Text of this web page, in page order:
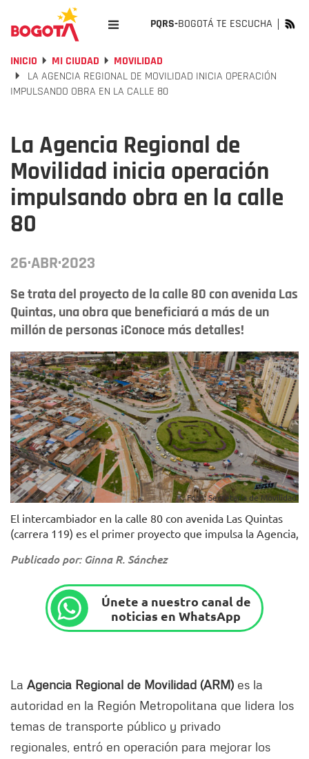
PQRS-BOGOTÁ TE ESCUCHA
INICIO MI CIUDAD
MOVILIDAD
LA AGENCIA REGIONAL DE MOVILIDAD INICIA OPERACIÓN
IMPULSANDO OBRA EN LA CALLE 80
La Agencia Regional de
Movilidad inicia operación
impulsando obra en la calle
80
26·ABR·2023
Se trata del proyecto de la calle 80 con avenida Las
Quintas, una obra que beneficiará a más de un
millón de personas ¡Conoce más detalles!
Foto: Secretaría de Movilidad.
El intercambiador en la calle 80 con avenida Las Quintas
(carrera 119) es el primer proyecto que impulsa la Agencia,
Publicado por: Ginna R. Sánchez
Únete a nuestro canal de
noticias en WhatsApp
La Agencia Regional de Movilidad (ARM) es la
autoridad en la Región Metropolitana que lidera los
temas de transporte público y privado
regionales, entró en operación para mejorar los